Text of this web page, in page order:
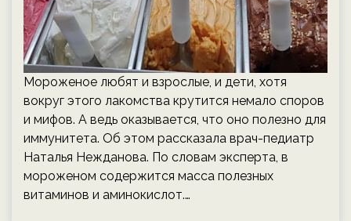
Мороженое любят и взрослые, и дети, хотя
вокруг этого лакомства крутится немало споров
и мифов. А ведь оказывается, что оно полезно для
иммунитета. Об этом рассказала врач-педиатр
Наталья Нежданова. По словам эксперта, в
мороженом содержится масса полезных
витаминов и аминокислот.…